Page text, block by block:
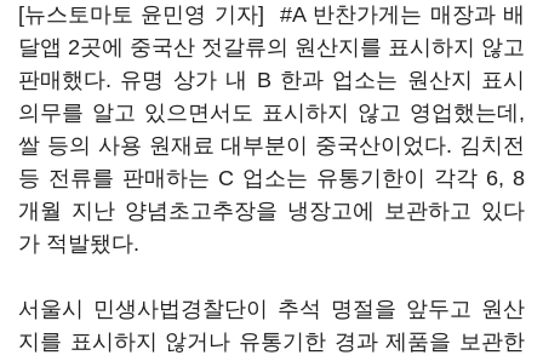
[뉴스토마토 윤민영 기자] #A 반찬가게는 매장과 배
달앱 2곳에 중국산 젓갈류의 원산지를 표시하지 않고
판매했다. 유명 상가 내 B 한과 업소는 원산지 표시
의무를 알고 있으면서도 표시하지 않고 영업했는데,
쌀 등의 사용 원재료 대부분이 중국산이었다. 김치전
등 전류를 판매하는 C 업소는 유통기한이 각각 6, 8
개월 지난 양념초고추장을 냉장고에 보관하고 있다
가 적발됐다.
서울시 민생사법경찰단이 추석 명절을 앞두고 원산
지를 표시하지 않거나 유통기한 경과 제품을 보관한